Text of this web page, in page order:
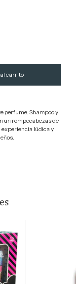
perfume. Shampoo y
un rompecabezas de
experiencia lúdica y